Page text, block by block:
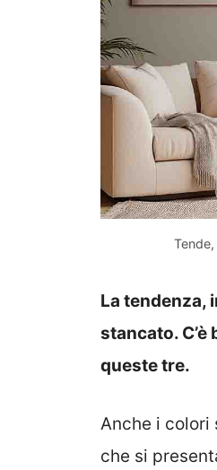
La tendenza,
stancato.
queste tre.
Anche i colori
che si